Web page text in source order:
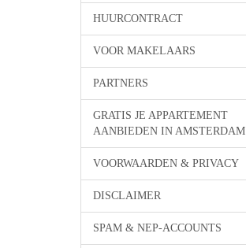
HUURCONTRACT
VOOR MAKELAARS
PARTNERS
GRATIS JE APPARTEMENT
AANBIEDEN IN AMSTERDAM
VOORWAARDEN & PRIVACY
DISCLAIMER
SPAM & NEP-ACCOUNTS